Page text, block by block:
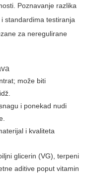
Poznavanje razlika
standardima testiranja
za neregulirane
može biti
i ponekad nudi
i kvaliteta
glicerin (VG), terpeni
aditive poput vitamin